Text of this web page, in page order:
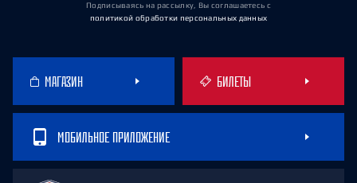
Подписываясь на рассылку, Вы соглашаетесь с
политикой обработки персональных данных
МАГАЗИН БИЛЕТЫ
МОБИЛЬНОЕ ПРИЛОЖЕНИЕ